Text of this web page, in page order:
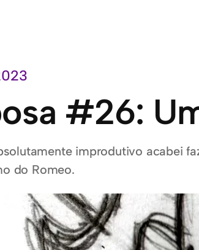
#26:
improdutivo acabei
do Romeo.